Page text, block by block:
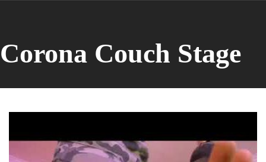
Corona Couch Stage